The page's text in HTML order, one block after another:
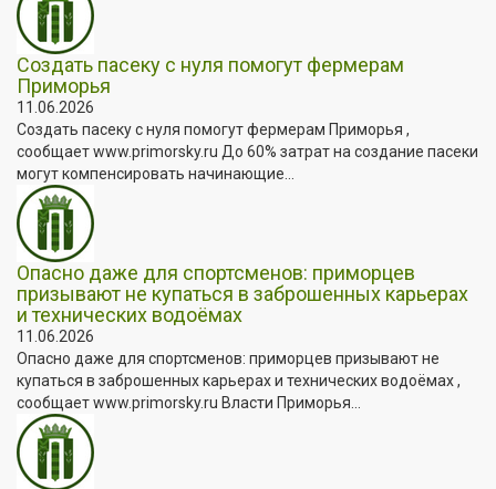
Создать пасеку с нуля помогут фермерам
Приморья
11.06.2026
Создать пасеку с нуля помогут фермерам Приморья ,
сообщает www.primorsky.ru До 60% затрат на создание пасеки
могут компенсировать начинающие...
Опасно даже для спортсменов: приморцев
призывают не купаться в заброшенных карьерах
и технических водоёмах
11.06.2026
Опасно даже для спортсменов: приморцев призывают не
купаться в заброшенных карьерах и технических водоёмах ,
сообщает www.primorsky.ru Власти Приморья...